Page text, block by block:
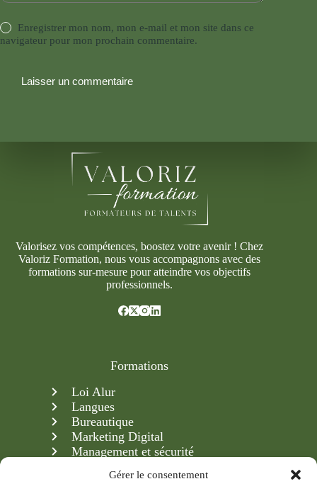
Gérer le consentement
Enregistrer mon nom, mon e-mail et mon site dans ce
navigateur pour mon prochain commentaire.
Laisser un commentaire
Valorisez vos compétences, boostez votre avenir ! Chez
Valoriz Formation, nous vous accompagnons avec des
formations sur-mesure pour atteindre vos objectifs
professionnels.
Formations
Loi Alur
Langues
Bureautique
Marketing Digital
Management et sécurité